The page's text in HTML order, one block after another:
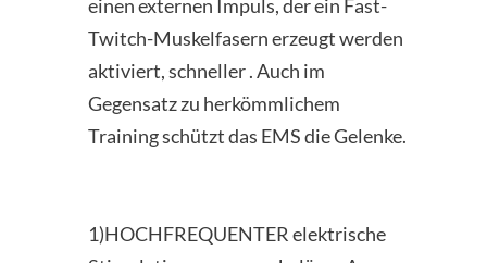
einen externen Impuls, der ein Fast-
Twitch-Muskelfasern erzeugt werden
aktiviert, schneller . Auch im
Gegensatz zu herkömmlichem
Training schützt das EMS die Gelenke.
1)HOCHFREQUENTER elektrische